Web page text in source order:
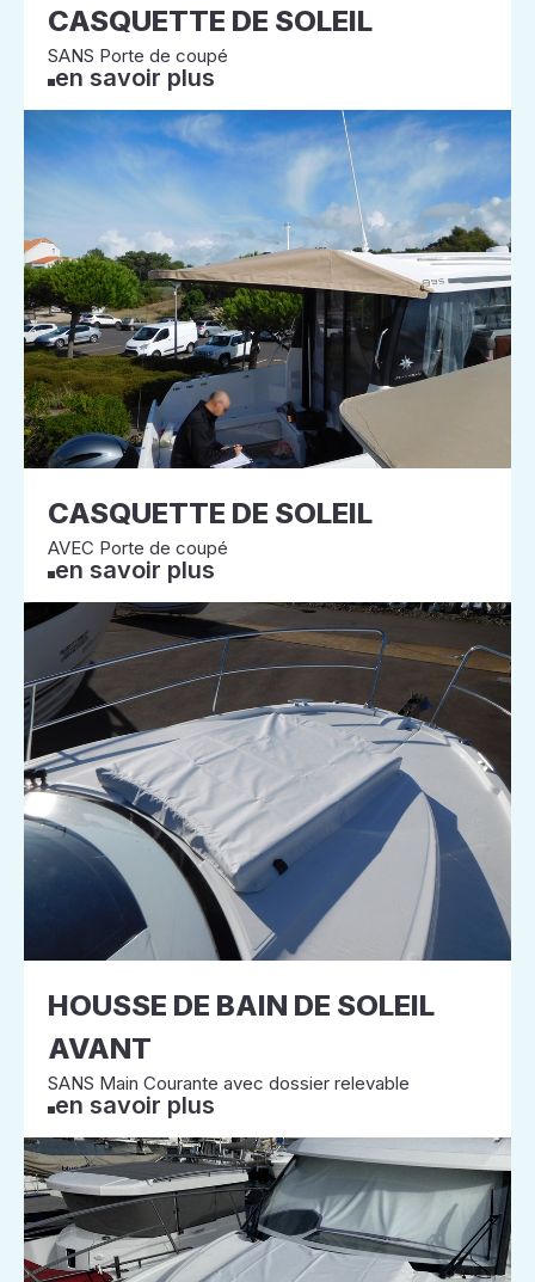
CASQUETTE DE SOLEIL
SANS Porte de coupé
en savoir plus
CASQUETTE DE SOLEIL
AVEC Porte de coupé
en savoir plus
HOUSSE DE BAIN DE SOLEIL
AVANT
SANS Main Courante avec dossier relevable
en savoir plus